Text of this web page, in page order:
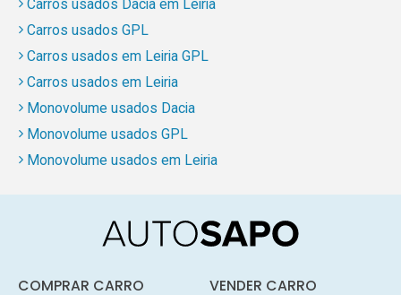
Carros usados Dacia em Leiria
Carros usados GPL
Carros usados em Leiria GPL
Carros usados em Leiria
Monovolume usados Dacia
Monovolume usados GPL
Monovolume usados em Leiria
COMPRAR CARRO VENDER CARRO